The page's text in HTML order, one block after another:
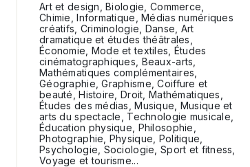
Art et design, Biologie, Commerce,
Chimie, Informatique, Médias numériques
créatifs, Criminologie, Danse, Art
dramatique et études théâtrales,
Économie, Mode et textiles, Études
cinématographiques, Beaux-arts,
Mathématiques complémentaires,
Géographie, Graphisme, Coiffure et
beauté, Histoire, Droit, Mathématiques,
Études des médias, Musique, Musique et
arts du spectacle, Technologie musicale,
Éducation physique, Philosophie,
Photographie, Physique, Politique,
Psychologie, Sociologie, Sport et fitness,
Voyage et tourisme...